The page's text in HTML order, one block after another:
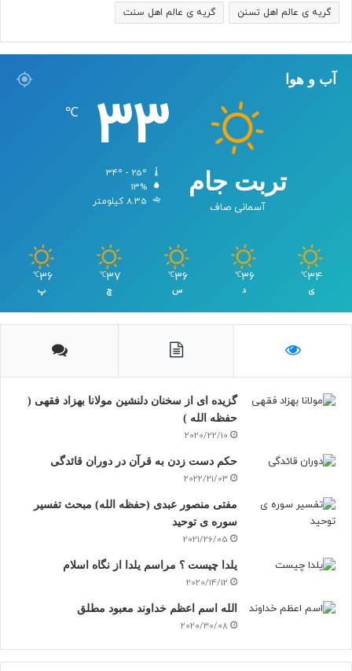
گریه ی عالم اهل تسنن گریه ی عالم اهل سنت
آب و هوا
تربت جام
آسمانی صاف
33
℃
13%
8.35 کیلومتر
34
℃
ی
36
℃
د
36
℃
س
37
℃
چ
36
℃
پ
گزیده ای از سخنان دلنشین مولانا بهزاد فقهی (
حفظه الله )
2020/22/10
حکم دست زدن به قرآن در دوران قائدگی
2022/21/03
مفتی منصور عبدی (حفظه الله) مبحث تفسیر
سوره ی توحید
2021/26/05
یلدا چیست ؟ مراسم یلدا از نگاه اسلام
2020/14/12
الله اسم اعظم خداوند معبود مطلق
2020/30/08